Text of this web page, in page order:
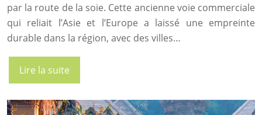
par la route de la soie. Cette ancienne voie commerciale
qui reliait l’Asie et l’Europe a laissé une empreinte
durable dans la région, avec des villes…
Lire la suite